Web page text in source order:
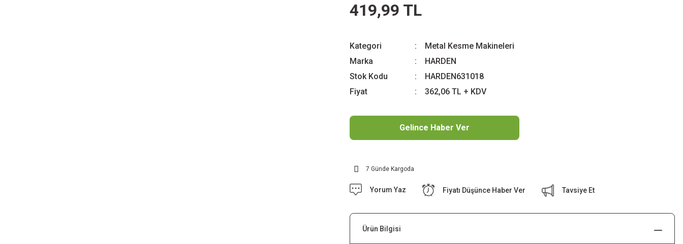
419,99 TL
Kategori
Metal Kesme Makineleri
Marka
HARDEN
Stok Kodu
HARDEN631018
Fiyat
362,06 TL + KDV
Gelince Haber Ver
7 Günde Kargoda
Yorum Yaz Fiyatı Düşünce Haber Ver Tavsiye Et
Ürün Bilgisi